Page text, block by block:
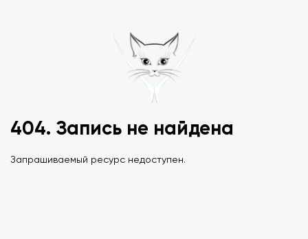
404. Запись не найдена
Запрашиваемый ресурс недоступен.